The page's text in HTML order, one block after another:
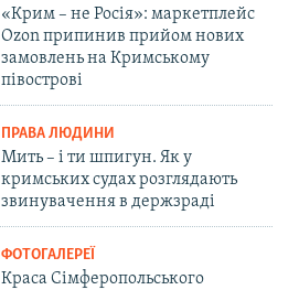
«Крим – не Росія»: маркетплейс
Ozon припинив прийом нових
замовлень на Кримському
півострові
ПРАВА ЛЮДИНИ
Мить – і ти шпигун. Як у
кримських судах розглядають
звинувачення в держзраді
ФОТОГАЛЕРЕЇ
Краса Сімферопольського